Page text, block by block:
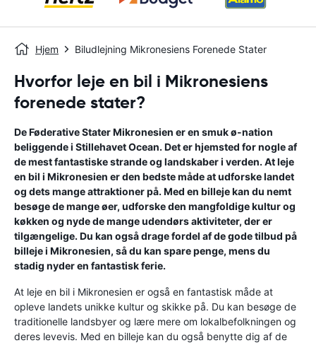
Hjem Biludlejning Mikronesiens Forenede Stater
Hvorfor leje en bil i Mikronesiens
forenede stater?
De Føderative Stater Mikronesien er en smuk ø-nation
beliggende i Stillehavet Ocean. Det er hjemsted for nogle af
de mest fantastiske strande og landskaber i verden. At leje
en bil i Mikronesien er den bedste måde at udforske landet
og dets mange attraktioner på. Med en billeje kan du nemt
besøge de mange øer, udforske den mangfoldige kultur og
køkken og nyde de mange udendørs aktiviteter, der er
tilgængelige. Du kan også drage fordel af de gode tilbud på
billeje i Mikronesien, så du kan spare penge, mens du
stadig nyder en fantastisk ferie.
At leje en bil i Mikronesien er også en fantastisk måde at
opleve landets unikke kultur og skikke på. Du kan besøge de
traditionelle landsbyer og lære mere om lokalbefolkningen og
deres levevis. Med en billeje kan du også benytte dig af de